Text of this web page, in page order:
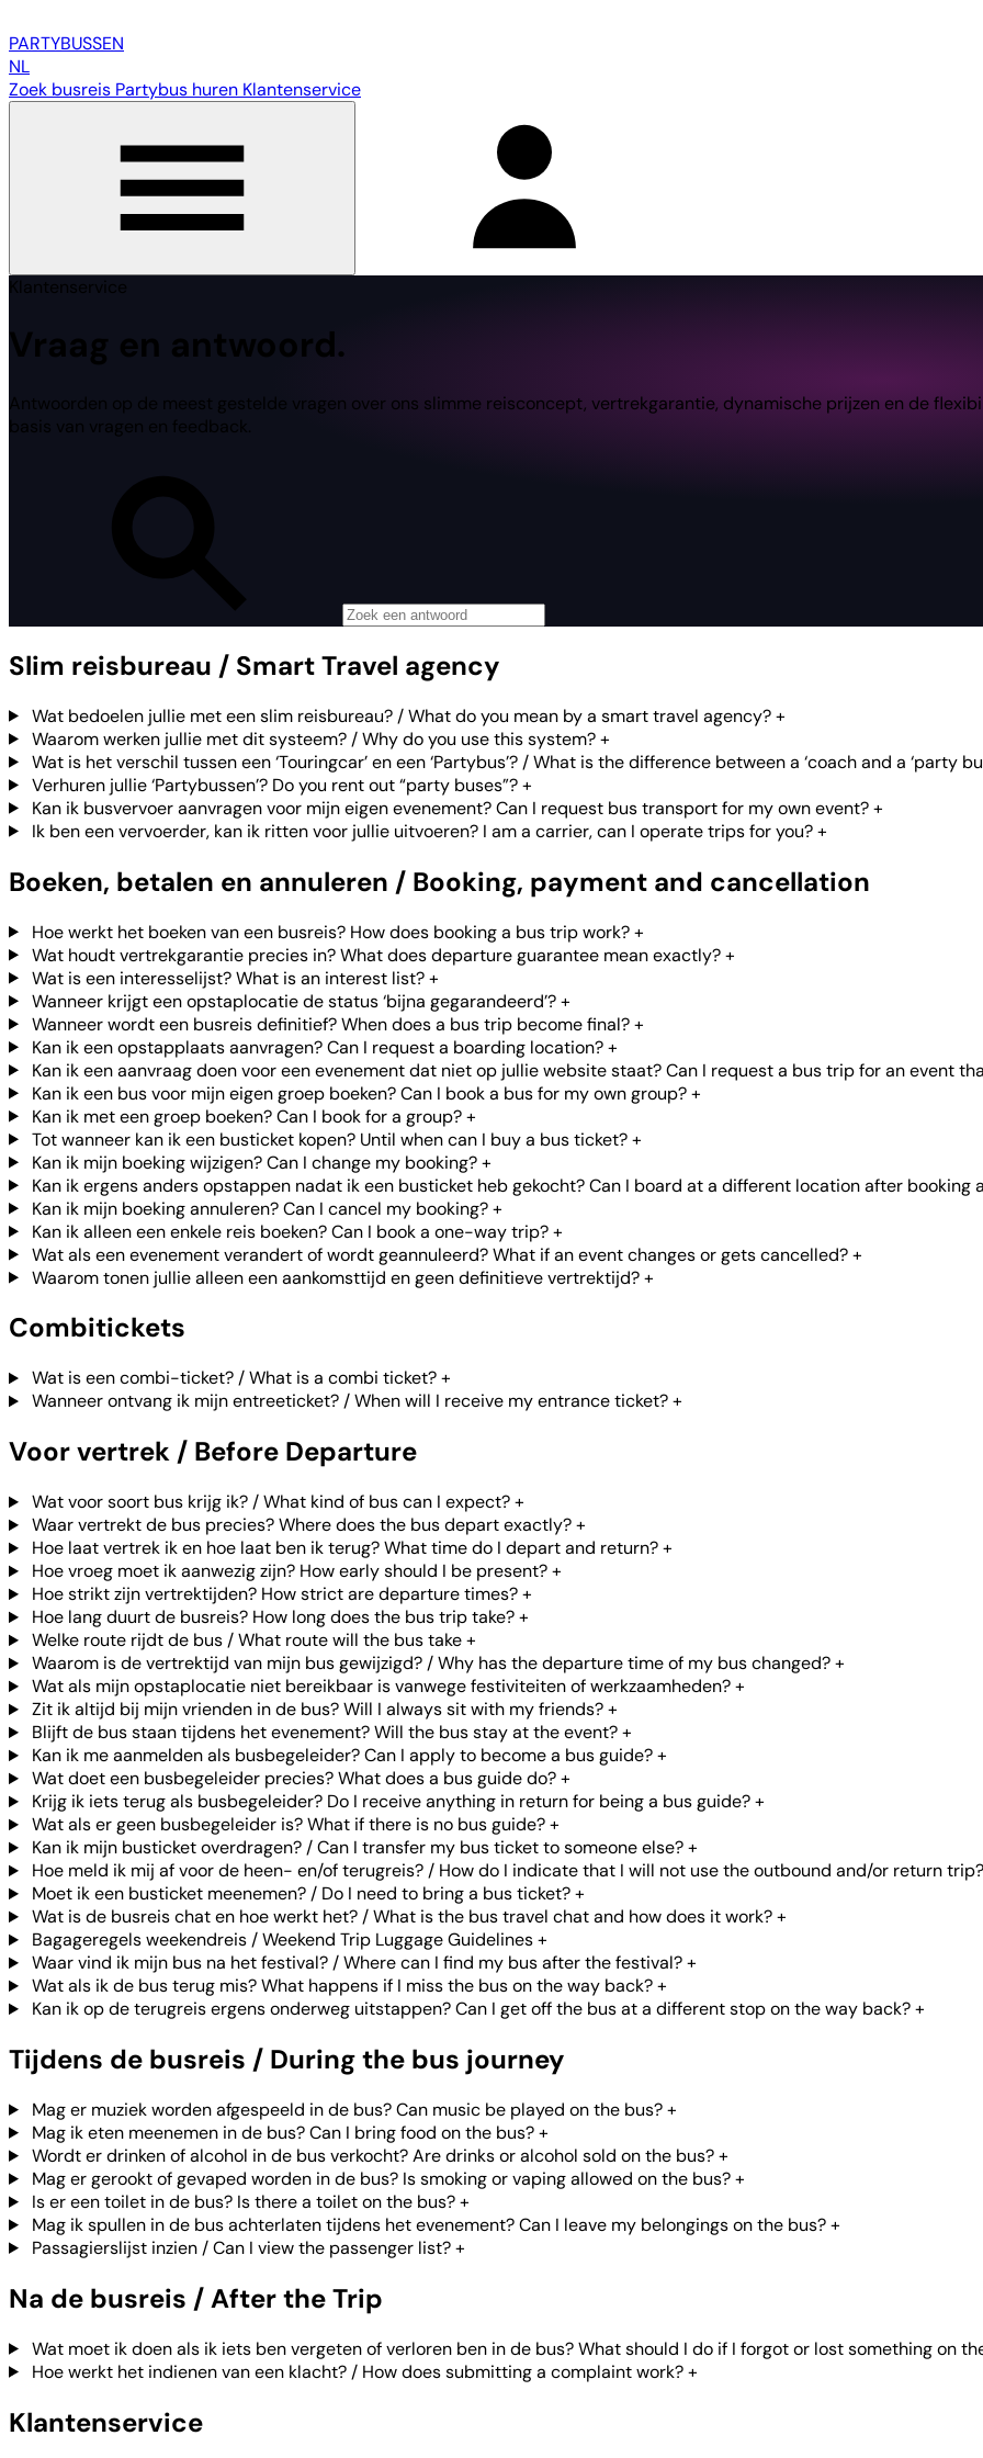
PARTYBUSSEN
NL
Zoek busreis Partybus huren Klantenservice
Klantenservice
Vraag en antwoord.
Antwoorden op de meest gestelde vragen over ons slimme reisconcept, vertrekgarantie, dynamische prijzen en de
basis van vragen en feedback.
Slim reisbureau / Smart Travel agency
Wat bedoelen jullie met een slim reisbureau? / What do you mean by a smart travel agency?+
Waarom werken jullie met dit systeem? / Why do you use this system?+
Wat is het verschil tussen een ‘Touringcar’ en een ‘Partybus’? / What is the difference between a ‘coach and a ‘party
Verhuren jullie ‘Partybussen’? Do you rent out “party buses”?+
Kan ik busvervoer aanvragen voor mijn eigen evenement? Can I request bus transport for my own event?+
Ik ben een vervoerder, kan ik ritten voor jullie uitvoeren? I am a carrier, can I operate trips for you?+
Boeken, betalen en annuleren / Booking, payment and cancellation
Hoe werkt het boeken van een busreis? How does booking a bus trip work?+
Wat houdt vertrekgarantie precies in? What does departure guarantee mean exactly?+
Wat is een interesselijst? What is an interest list?+
Wanneer krijgt een opstaplocatie de status ‘bijna gegarandeerd’?+
Wanneer wordt een busreis definitief? When does a bus trip become final?+
Kan ik een opstapplaats aanvragen? Can I request a boarding location?+
Kan ik een aanvraag doen voor een evenement dat niet op jullie website staat? Can I request a bus trip for an event
Kan ik een bus voor mijn eigen groep boeken? Can I book a bus for my own group?+
Kan ik met een groep boeken? Can I book for a group?+
Tot wanneer kan ik een busticket kopen? Until when can I buy a bus ticket?+
Kan ik mijn boeking wijzigen? Can I change my booking?+
Kan ik ergens anders opstappen nadat ik een busticket heb gekocht? Can I board at a different location after booking
Kan ik mijn boeking annuleren? Can I cancel my booking?+
Kan ik alleen een enkele reis boeken? Can I book a one-way trip?+
Wat als een evenement verandert of wordt geannuleerd? What if an event changes or gets cancelled?+
Waarom tonen jullie alleen een aankomsttijd en geen definitieve vertrektijd?+
Combitickets
Wat is een combi-ticket? / What is a combi ticket?+
Wanneer ontvang ik mijn entreeticket? / When will I receive my entrance ticket?+
Voor vertrek / Before Departure
Wat voor soort bus krijg ik? / What kind of bus can I expect?+
Waar vertrekt de bus precies? Where does the bus depart exactly?+
Hoe laat vertrek ik en hoe laat ben ik terug? What time do I depart and return?+
Hoe vroeg moet ik aanwezig zijn? How early should I be present?+
Hoe strikt zijn vertrektijden? How strict are departure times?+
Hoe lang duurt de busreis? How long does the bus trip take?+
Welke route rijdt de bus / What route will the bus take+
Waarom is de vertrektijd van mijn bus gewijzigd? / Why has the departure time of my bus changed?+
Wat als mijn opstaplocatie niet bereikbaar is vanwege festiviteiten of werkzaamheden?+
Zit ik altijd bij mijn vrienden in de bus? Will I always sit with my friends?+
Blijft de bus staan tijdens het evenement? Will the bus stay at the event?+
Kan ik me aanmelden als busbegeleider? Can I apply to become a bus guide?+
Wat doet een busbegeleider precies? What does a bus guide do?+
Krijg ik iets terug als busbegeleider? Do I receive anything in return for being a bus guide?+
Wat als er geen busbegeleider is? What if there is no bus guide?+
Kan ik mijn busticket overdragen? / Can I transfer my bus ticket to someone else?+
Hoe meld ik mij af voor de heen- en/of terugreis? / How do I indicate that I will not use the outbound and/or return trip?
Moet ik een busticket meenemen? / Do I need to bring a bus ticket?+
Wat is de busreis chat en hoe werkt het? / What is the bus travel chat and how does it work?+
Bagageregels weekendreis / Weekend Trip Luggage Guidelines+
Waar vind ik mijn bus na het festival? / Where can I find my bus after the festival?+
Wat als ik de bus terug mis? What happens if I miss the bus on the way back?+
Kan ik op de terugreis ergens onderweg uitstappen? Can I get off the bus at a different stop on the way back?+
Tijdens de busreis / During the bus journey
Mag er muziek worden afgespeeld in de bus? Can music be played on the bus?+
Mag ik eten meenemen in de bus? Can I bring food on the bus?+
Wordt er drinken of alcohol in de bus verkocht? Are drinks or alcohol sold on the bus?+
Mag er gerookt of gevaped worden in de bus? Is smoking or vaping allowed on the bus?+
Is er een toilet in de bus? Is there a toilet on the bus?+
Mag ik spullen in de bus achterlaten tijdens het evenement? Can I leave my belongings on the bus?+
Passagierslijst inzien / Can I view the passenger list?+
Na de busreis / After the Trip
Wat moet ik doen als ik iets ben vergeten of verloren ben in de bus? What should I do if I forgot or lost something on
Hoe werkt het indienen van een klacht? / How does submitting a complaint work?+
Klantenservice